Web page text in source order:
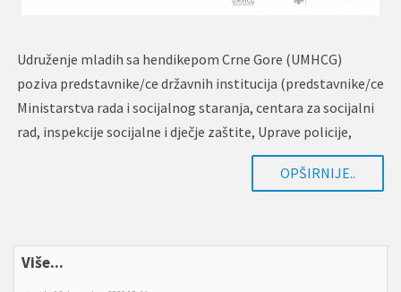
Udruženje mladih sa hendikepom Crne Gore (UMHCG)
poziva predstavnike/ce državnih institucija (predstavnike/ce
Ministarstva rada i socijalnog staranja, centara za socijalni
rad, inspekcije socijalne i dječje zaštite, Uprave policije,
OPŠIRNIJE..
Više...